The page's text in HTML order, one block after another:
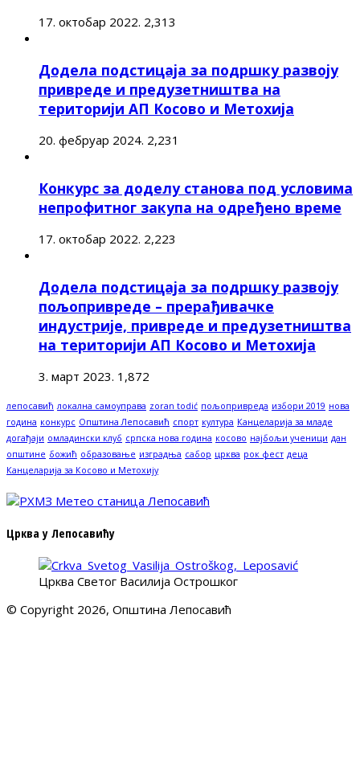
17. октобар 2022. 2,313
Додела подстицаја за подршку развоју
привреде и предузетништва на
територији АП Косово и Метохија
20. фебруар 2024. 2,231
Конкурс за доделу станова под условима
непрофитног закупа на одређено време
17. октобар 2022. 2,223
Додела подстицаја за подршку развоју
пољопривреде – прерађивачке
индустрије, привреде и предузетништва
на територији АП Косово и Метохија
3. март 2023. 1,872
лепосавић локална самоуправа zoran todić пољопривреда избори 2019 нова
година конкурс Општина Лепосавић спорт култура Канцеларија за младе
догађаји омладински клуб српска нова година косово најбољи ученици дан
општине божић образовање изградња сабор црква рок фест деца
Канцеларија за Косово и Метохију
Црква у Лепосавићу
Црква Светог Василија Острошког
© Copyright 2026, Општина Лепосавић